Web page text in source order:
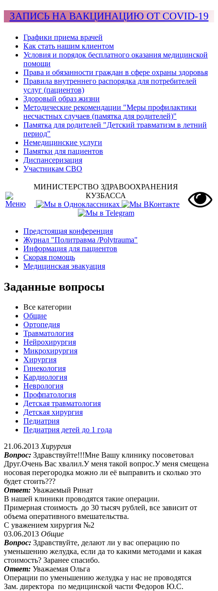
ЗАПИСЬ НА ВАКЦИНАЦИЮ ОТ COVID-19
Графики приема врачей
Как стать нашим клиентом
Условия и порядок бесплатного оказания медицинской
помощи
Права и обязанности граждан в сфере охраны здоровья
Правила внутреннего распорядка для потребителей
услуг (пациентов)
Здоровый образ жизни
Методические рекомендации "Меры профилактики
несчастных случаев (памятка для родителей)"
Памятка для родителей "Детский травматизм в летний
период"
Немедицинские услуги
Памятки для пациентов
Диспансеризация
Участникам СВО
МИНИСТЕРСТВО ЗДРАВООХРАНЕНИЯ
КУЗБАССА
Предстоящая конференция
Журнал "Политравма /Polytrauma"
Информация для пациентов
Скорая помощь
Медицинская эвакуация
Заданные вопросы
Все категории
Общие
Ортопедия
Травматология
Нейрохирургия
Микрохирургия
Хирургия
Гинекология
Кардиология
Неврология
Профпатология
Детская травматология
Детская хирургия
Педиатрия
Педиатрия детей до 1 года
21.06.2013 Хирургия
Вопрос: Здравствуйте!!!Мне Вашу клинику посоветовал
Друг.Очень Вас хвалил.У меня такой вопрос.У меня смещена
носовая перегородка можно ли её выправить и сколько это
будет стоить???
Ответ: Уважаемый Ринат
В нашей клиники проводятся такие операции.
Примерная стоимость до 30 тысяч рублей, все зависит от
объема оперативного вмешательства.
С уважением хирургия №2
03.06.2013 Общие
Вопрос: Здравствуйте, делают ли у вас операцию по
уменьшению желудка, если да то какими методами и какая
стоимость? Заранее спасибо.
Ответ: Уважаемая Ольга
Операции по уменьшению желудка у нас не проводятся
Зам. директора по медицинской части Федоров Ю.С.